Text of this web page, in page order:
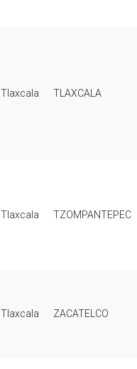
Tlaxcala TLAXCALA
Tlaxcala TZOMPANTEPEC
Tlaxcala ZACATELCO